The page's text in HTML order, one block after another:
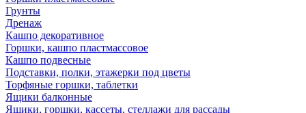
Грунты
Дренаж
Кашпо декоративное
Горшки, кашпо пластмассовое
Кашпо подвесные
Подставки, полки, этажерки под цветы
Торфяные горшки, таблетки
Ящики балконные
Ящики, горшки, кассеты, стеллажи для рассады